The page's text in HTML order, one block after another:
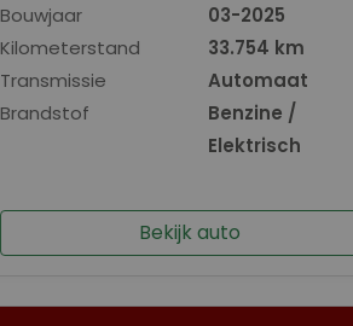
Bouwjaar
03-2025
Kilometerstand
33.754 km
Transmissie
Automaat
Brandstof
Benzine /
Elektrisch
Bekijk auto